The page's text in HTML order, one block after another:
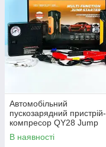
Автомобільний
пускозарядний пристрій-
компресор QY28 Jump
Starter 99800mAh 2USB
В наявності